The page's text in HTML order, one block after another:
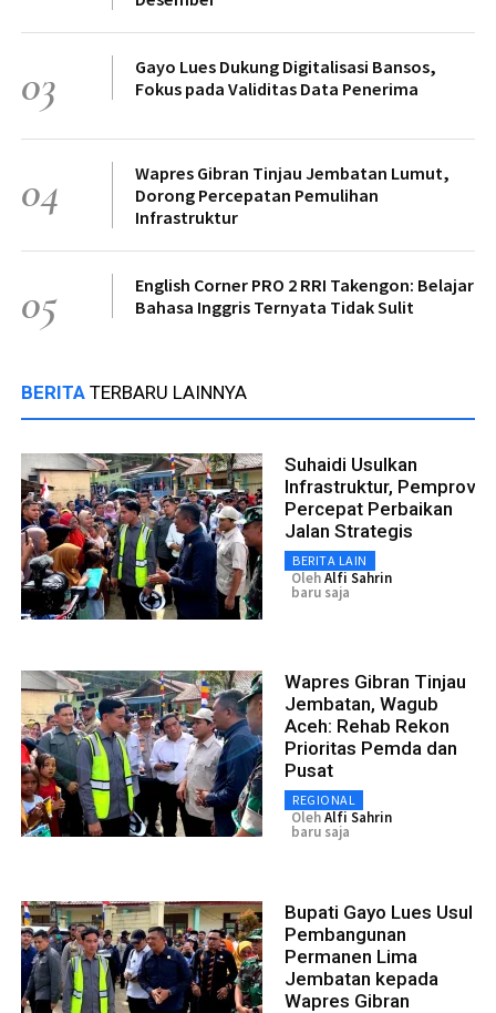
03
Gayo Lues Dukung Digitalisasi Bansos,
Fokus pada Validitas Data Penerima
04
Wapres Gibran Tinjau Jembatan Lumut,
Dorong Percepatan Pemulihan
Infrastruktur
05
English Corner PRO 2 RRI Takengon: Belajar
Bahasa Inggris Ternyata Tidak Sulit
BERITA TERBARU LAINNYA
Suhaidi Usulkan
Infrastruktur, Pemprov
Percepat Perbaikan
Jalan Strategis
BERITA LAIN
OlehAlfi Sahrin
baru saja
Wapres Gibran Tinjau
Jembatan, Wagub
Aceh: Rehab Rekon
Prioritas Pemda dan
Pusat
REGIONAL
OlehAlfi Sahrin
baru saja
Bupati Gayo Lues Usul
Pembangunan
Permanen Lima
Jembatan kepada
Wapres Gibran